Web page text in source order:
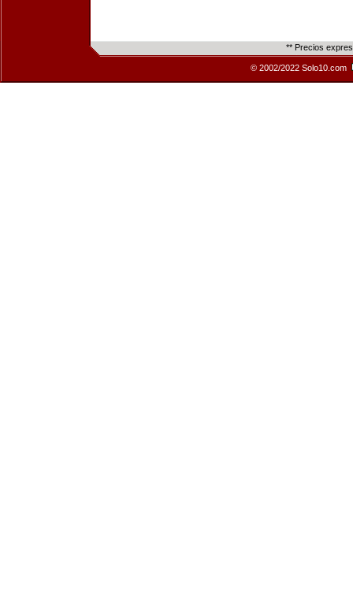
** Precios
© 2002/2022 Solo10.com